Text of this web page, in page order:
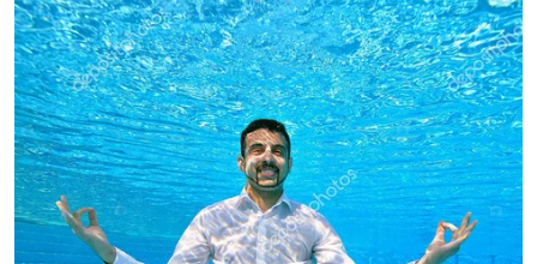
ल
क्रि
के
ट
I
P
L